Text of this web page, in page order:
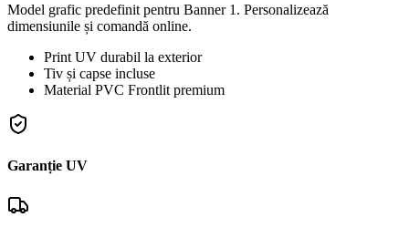
Model grafic predefinit pentru Banner 1. Personalizează
dimensiunile și comandă online.
Print UV durabil la exterior
Tiv și capse incluse
Material PVC Frontlit premium
Garanție UV